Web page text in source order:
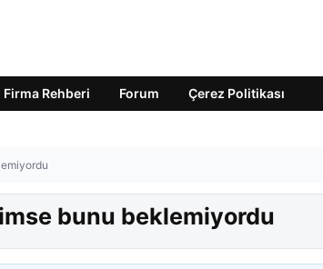
Firma Rehberi Forum Çerez Politikası
bunu beklemiyordu